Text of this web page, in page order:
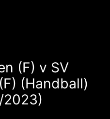
(F) v SV
(Handball)